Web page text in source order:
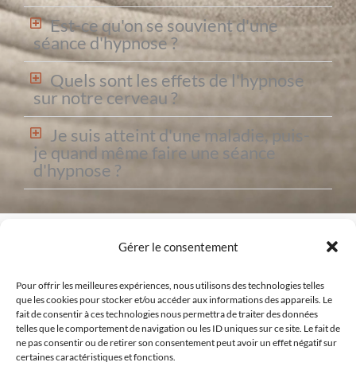
Gérer le consentement
Pour offrir les meilleures expériences, nous utilisons des technologies telles
que les cookies pour stocker et/ou accéder aux informations des appareils. Le
fait de consentir à ces technologies nous permettra de traiter des données
telles que le comportement de navigation ou les ID uniques sur ce site. Le fait de
ne pas consentir ou de retirer son consentement peut avoir un effet négatif sur
certaines caractéristiques et fonctions.
Est-ce qu'on se souvient d'une
séance d'hypnose ?
Quels sont les effets de l'hypnose
sur notre cerveau ?
Je suis atteint d'une maladie, puis-
je quand même faire une séance
d'hypnose ?
Copyright © 2026 Thérapeute holistique Bordeaux
Site créé parComm' Julie
Mentions légales|Politique de confidentialité
Conditions générales d'utilisation